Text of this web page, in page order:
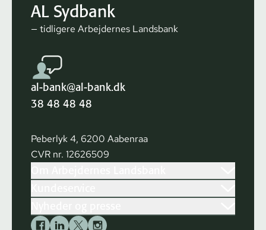
AL Sydbank
— tidligere Arbejdernes Landsbank
al-bank@al-bank.dk
38 48 48 48
Peberlyk 4, 6200 Aabenraa
CVR nr. 12626509